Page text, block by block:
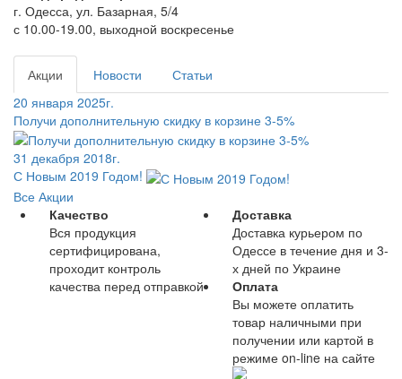
г. Одесса, ул. Базарная, 5/4
с 10.00-19.00, выходной воскресенье
Акции Новости
Статьи
20 января 2025г.
Получи дополнительную скидку в корзине 3-5%
31 декабря 2018г.
С Новым 2019 Годом!
Все Акции
Качество
Вся продукция
сертифицирована,
проходит контроль
качества перед отправкой
Доставка
Доставка курьером по
Одессе в течение дня и 3-
х дней по Украине
Оплата
Вы можете оплатить
товар наличными при
получении или картой в
режиме on-line на сайте